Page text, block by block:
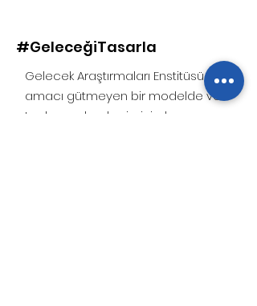
#GeleceğiTasarla
Gelecek Araştırmaları Enstitüsü, kâr
amacı gütmeyen bir modelde ve
toplumun her kesiminin, kamunun,